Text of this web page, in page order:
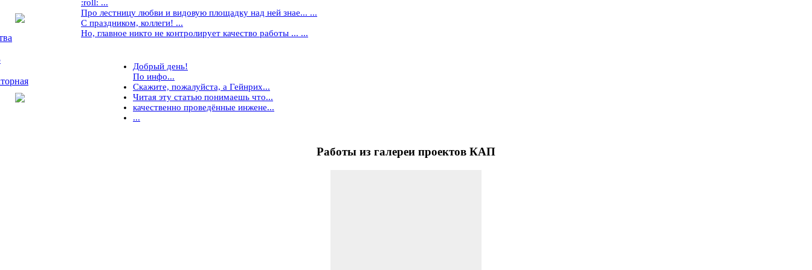
:roll: ...
Про лестницу любви и видовую площадку над ней знае... ...
С праздником, коллеги! ...
Но, главное никто не контролирует качество работы ... ...
Добрый день!
По инфо...
Скажите, пожалуйста, а Гейнрих...
Читая эту статью понимаешь что...
качественно проведённые инжене...
...
Работы из галереи проектов КАП